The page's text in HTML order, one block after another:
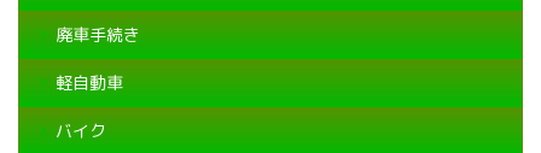
廃車手続き
軽自動車
バイク